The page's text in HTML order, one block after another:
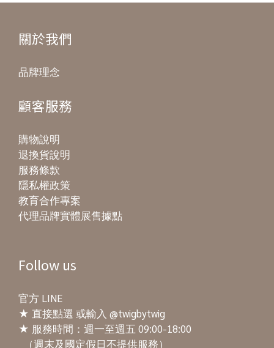
關於我們
品牌理念
顧客服務
購物說明
退換貨說明
服務條款
隱私權政策
教育合作專案
代理品牌實體展售據點
Follow us
官方 LINE
★ 直接點選 或輸入 @twigbytwig
★ 服務時間：週一至週五 09:00-18:00
（週末及國定假日不提供服務）